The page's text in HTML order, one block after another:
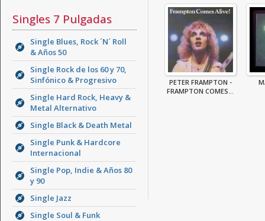
Singles 7 Pulgadas
Single Blues, Rock ´N´ Roll
& Años 50
Single Rock de los 60 y 70,
Sinfónico & Progresivo
Single Hard Rock, Heavy &
Metal Alternativo
Single Black & Death Metal
Single Punk & Hardcore
Internacional
Single Pop, Indie & Años 80
y 90
Single Jazz
Single Soul & Funk
PETER FRAMPTON -
FRAMPTON COMES...